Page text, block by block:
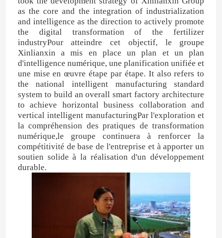
Maison
as the core and the integration of industrialization
and intelligence as the direction to actively promote
the digital transformation of the fertilizer
industryPour atteindre cet objectif, le groupe
Xinlianxin a mis en place un plan et un plan
d'intelligence numérique, une planification unifiée et
une mise en œuvre étape par étape. It also refers to
the national intelligent manufacturing standard
system to build an overall smart factory architecture
to achieve horizontal business collaboration and
vertical intelligent manufacturingPar l'exploration et
la compréhension des pratiques de transformation
numérique,le groupe continuera à renforcer la
compétitivité de base de l'entreprise et à apporter un
soutien solide à la réalisation d'un développement
durable.